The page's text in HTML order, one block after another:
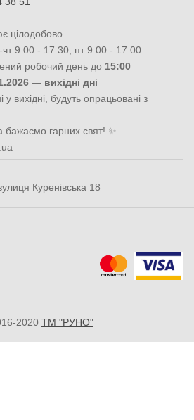
цілодобово.
9:00 - 17:30; пт 9:00 - 17:00
робочий день до 15:00
— вихідні дні
вихідні, будуть опрацьовані з
бажаємо гарних свят! ✨
Куренівська 18
2020 ТМ "РУНО"